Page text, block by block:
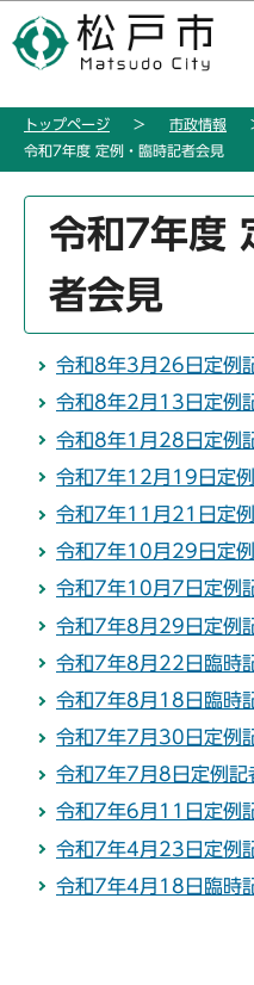
の
ー
このペー
トップページ 市政情報
令和7年度 定例・臨時記者会見
か
ら
令和7年度
者会見
令和8年3月26日定例
令和8年2月13日定例
令和8年1月28日定例
令和7年12月19日定
令和7年11月21日定
令和7年10月29日定
令和7年10月7日定例
令和7年8月29日定例
令和7年8月22日臨時
令和7年8月18日臨時
令和7年7月30日定例
令和7年7月8日定例記
令和7年6月11日定例
令和7年4月23日定例
令和7年4月18日臨時